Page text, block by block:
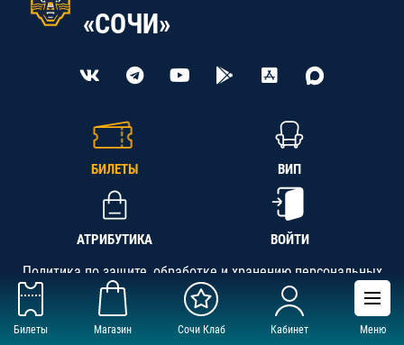
Билеты Магазин Сочи Клаб Кабинет Меню
«СОЧИ»
БИЛЕТЫ ВИП
АТРИБУТИКА ВОЙТИ
Политика по защите, обработке и хранению персональных
данных
АНО «СК «Кубань-Регион», ОГРН 1142300002349,